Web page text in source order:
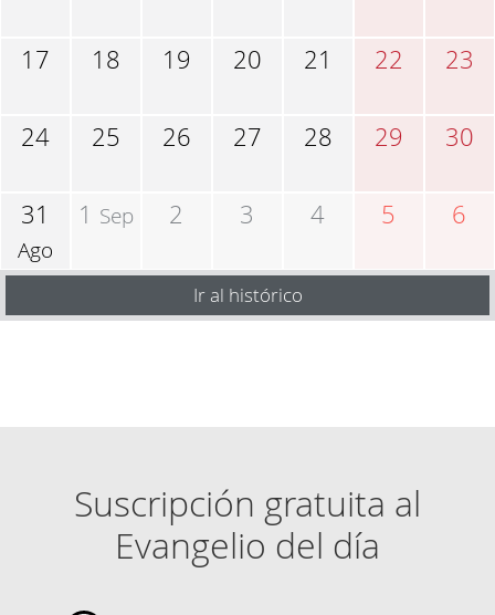
17 18 19 20 21 22 23
24 25 26 27 28 29 30
31
Ago
1 Sep 2 3 4 5 6
Ir al histórico
Suscripción gratuita al
Evangelio del día